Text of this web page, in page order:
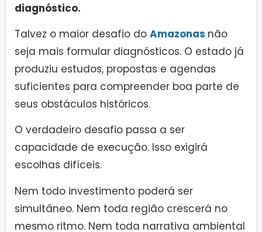
diagnóstico.
Talvez o maior desafio do Amazonas não
seja mais formular diagnósticos. O estado já
produziu estudos, propostas e agendas
suficientes para compreender boa parte de
seus obstáculos históricos.
O verdadeiro desafio passa a ser
capacidade de execução. Isso exigirá
escolhas difíceis.
Nem todo investimento poderá ser
simultâneo. Nem toda região crescerá no
mesmo ritmo. Nem toda narrativa ambiental